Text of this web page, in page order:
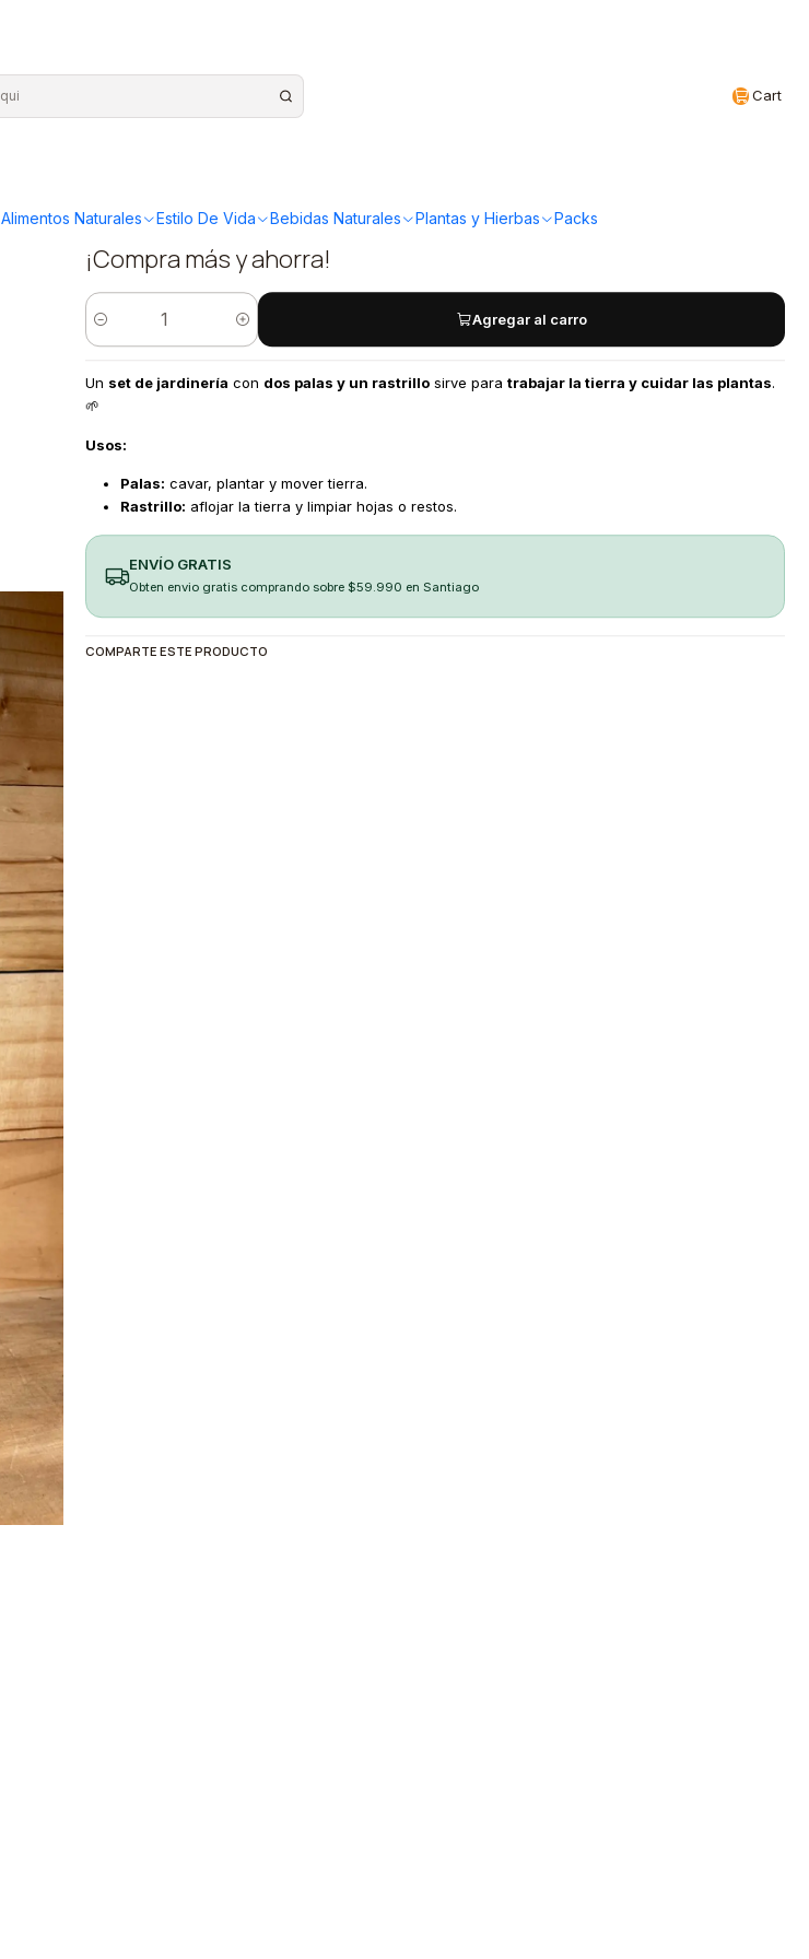
Cart
Alimentos Naturales Estilo De Vida Bebidas Naturales Plantas y Hierbas Packs
piezas
¡Compra más y ahorra!
Quantity
Agregar al carro
Un set de jardinería con dos palas y un rastrillosirve para trabajar la tierra y cuidar las plantas.
🌱
Usos:
Palas: cavar, plantar y mover tierra.
Rastrillo: aflojar la tierra y limpiar hojas o restos.
ENVÍO GRATIS
Obten envio gratis comprando sobre $59.990 en Santiago
COMPARTE ESTE PRODUCTO